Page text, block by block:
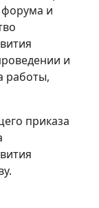
форума и
и
работы,
приказа